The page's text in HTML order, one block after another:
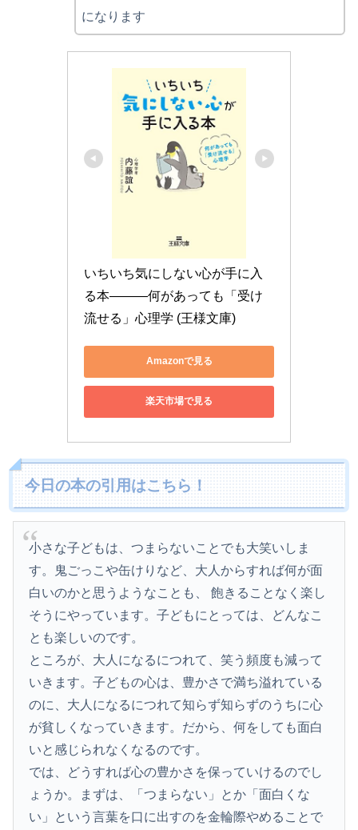
になります
いちいち気にしない心が手に入
る本―――何があっても「受け
流せる」心理学 (王様文庫)
Amazonで見る
楽天市場で見る
今日の本の引用はこちら！
小さな子どもは、つまらないことでも大笑いしま
す。鬼ごっこや缶けりなど、大人からすれば何が面
白いのかと思うようなことも、 飽きることなく楽し
そうにやっています。子どもにとっては、どんなこ
とも楽しいのです。
ところが、大人になるにつれて、笑う頻度も減って
いきます。子どもの心は、豊かさで満ち溢れている
のに、大人になるにつれて知らず知らずのうちに心
が貧しくなっていきます。だから、何をしても面白
いと感じられなくなるのです。
では、どうすれば心の豊かさを保っていけるのでし
ょうか。まずは、「つまらない」とか「面白くな
い」という言葉を口に出すのを金輪際やめることで